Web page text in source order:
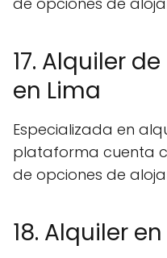
17. Alquiler
en Lima
Especializada en
plataforma cuenta
de opciones de
18. Alquiler